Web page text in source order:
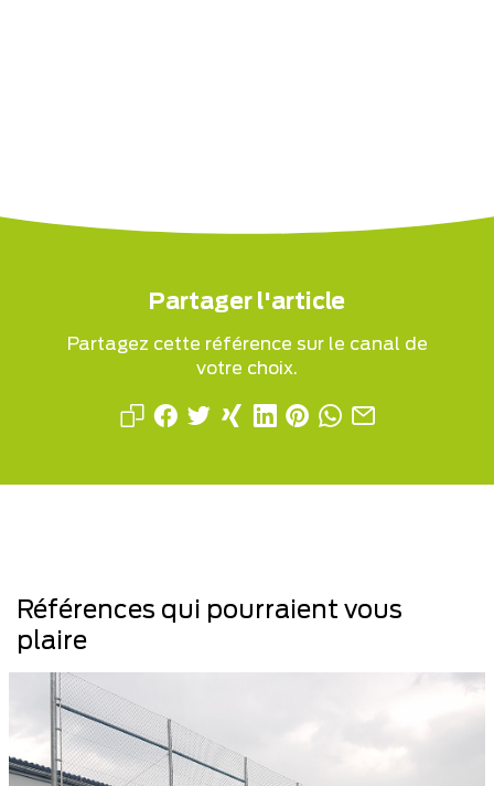
Partager l'article
Partagez cette référence sur le canal de
votre choix.
Références qui pourraient vous
plaire